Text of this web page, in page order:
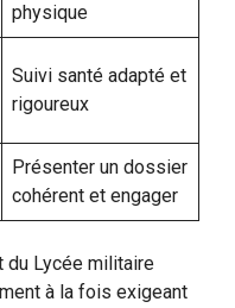
physique
Suivi santé adapté et
rigoureux
Présenter un dossier
cohérent et engager
du Lycée militaire
à la fois exigeant